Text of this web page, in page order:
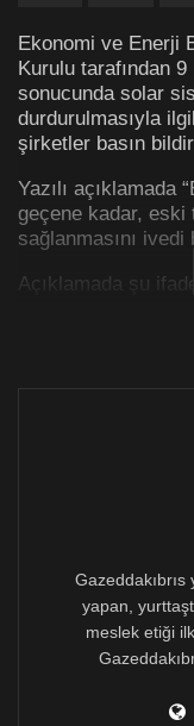
Ekonomi ve Enerji
Kurulu tarafından
sonucunda solar
durdurulmasıyla
şirketler basın
Yazılı açıklamada
geçene kadar, eski
sağlanmasını
Açıklamada şu
Satışın
geçilen siparişler
İş olmadığı halde,
sigortalarının,
Elde kalan
Haftalardır bu
Bakanlığından
Gazeddakıbrıs
yapan,
meslek etiği